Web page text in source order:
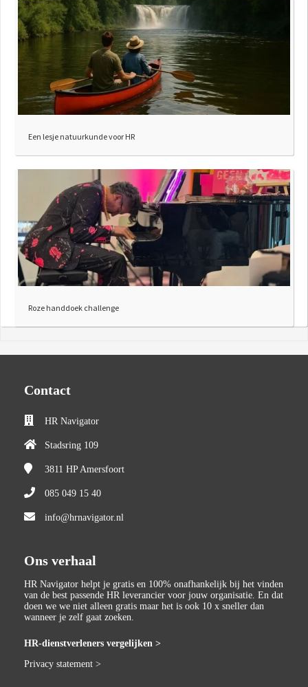
Een lesje natuurkunde voor HR
Roze handdoek challenge
Contact
HR Navigator
Stadsring 109
3811 HP Amersfoort
085 049 15 40
info@hrnavigator.nl
Ons verhaal
HR Navigator helpt je gratis en 100% onafhankelijk bij het vinden
van de best passende HR leverancier voor jouw organisatie. En dat
doen we we niet alleen gratis maar het is ook 10 x sneller dan
wanneer je zelf gaat zoeken.
HR-dienstverleners vergelijken >
Privacy statement >